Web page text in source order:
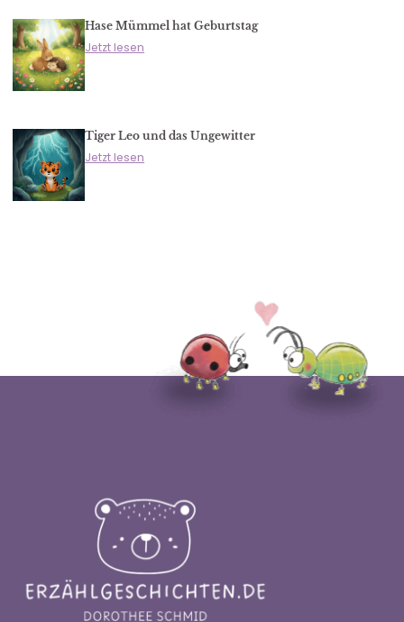
Hase Mümmel hat Geburtstag
Jetzt lesen
Tiger Leo und das Ungewitter
Jetzt lesen